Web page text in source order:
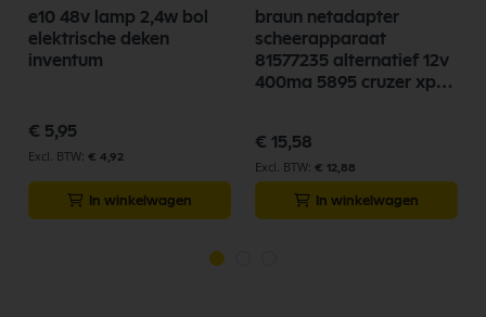
e10 48v lamp 2,4w bol
elektrische deken
inventum
€ 5,95
€ 4,92
In winkelwagen
braun netadapter
scheerapparaat
81577235 alternatief 12v
400ma 5895 cruzer xp
€ 15,58
€ 12,88
In winkelwagen